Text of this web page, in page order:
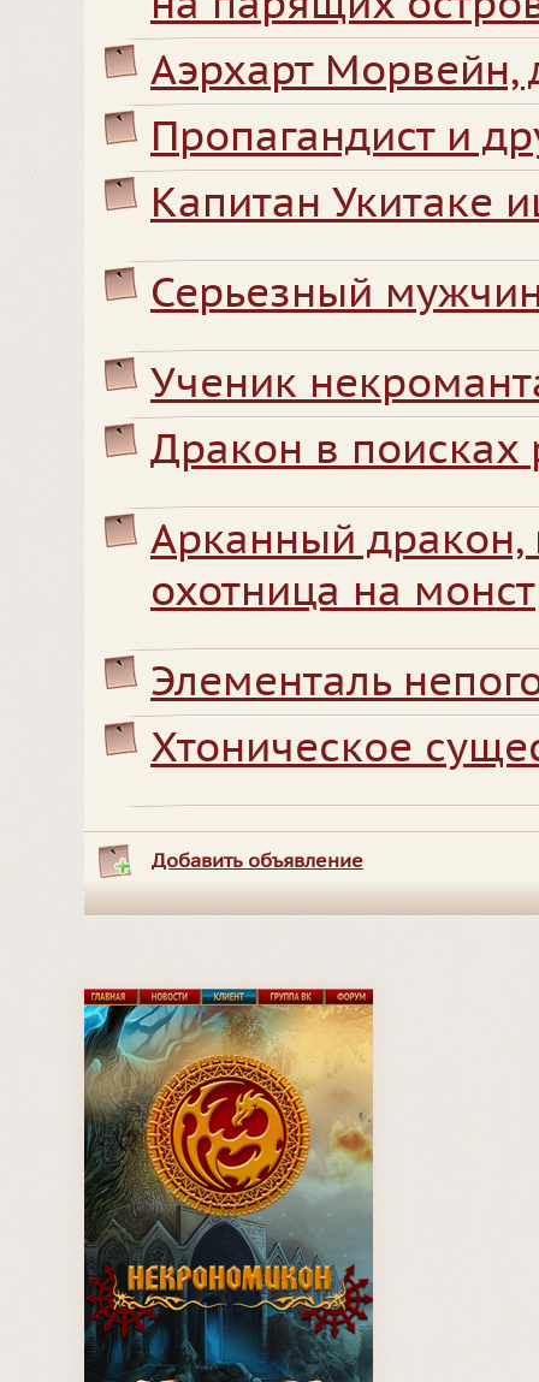
Аэрхарт Морвейн,
Пропагандист и
Капитан Укитаке
Серьезный
Ученик
Дракон в поисках
Арканный дракон,
охотница на
Элементаль
Хтоническое
Добавить объявление